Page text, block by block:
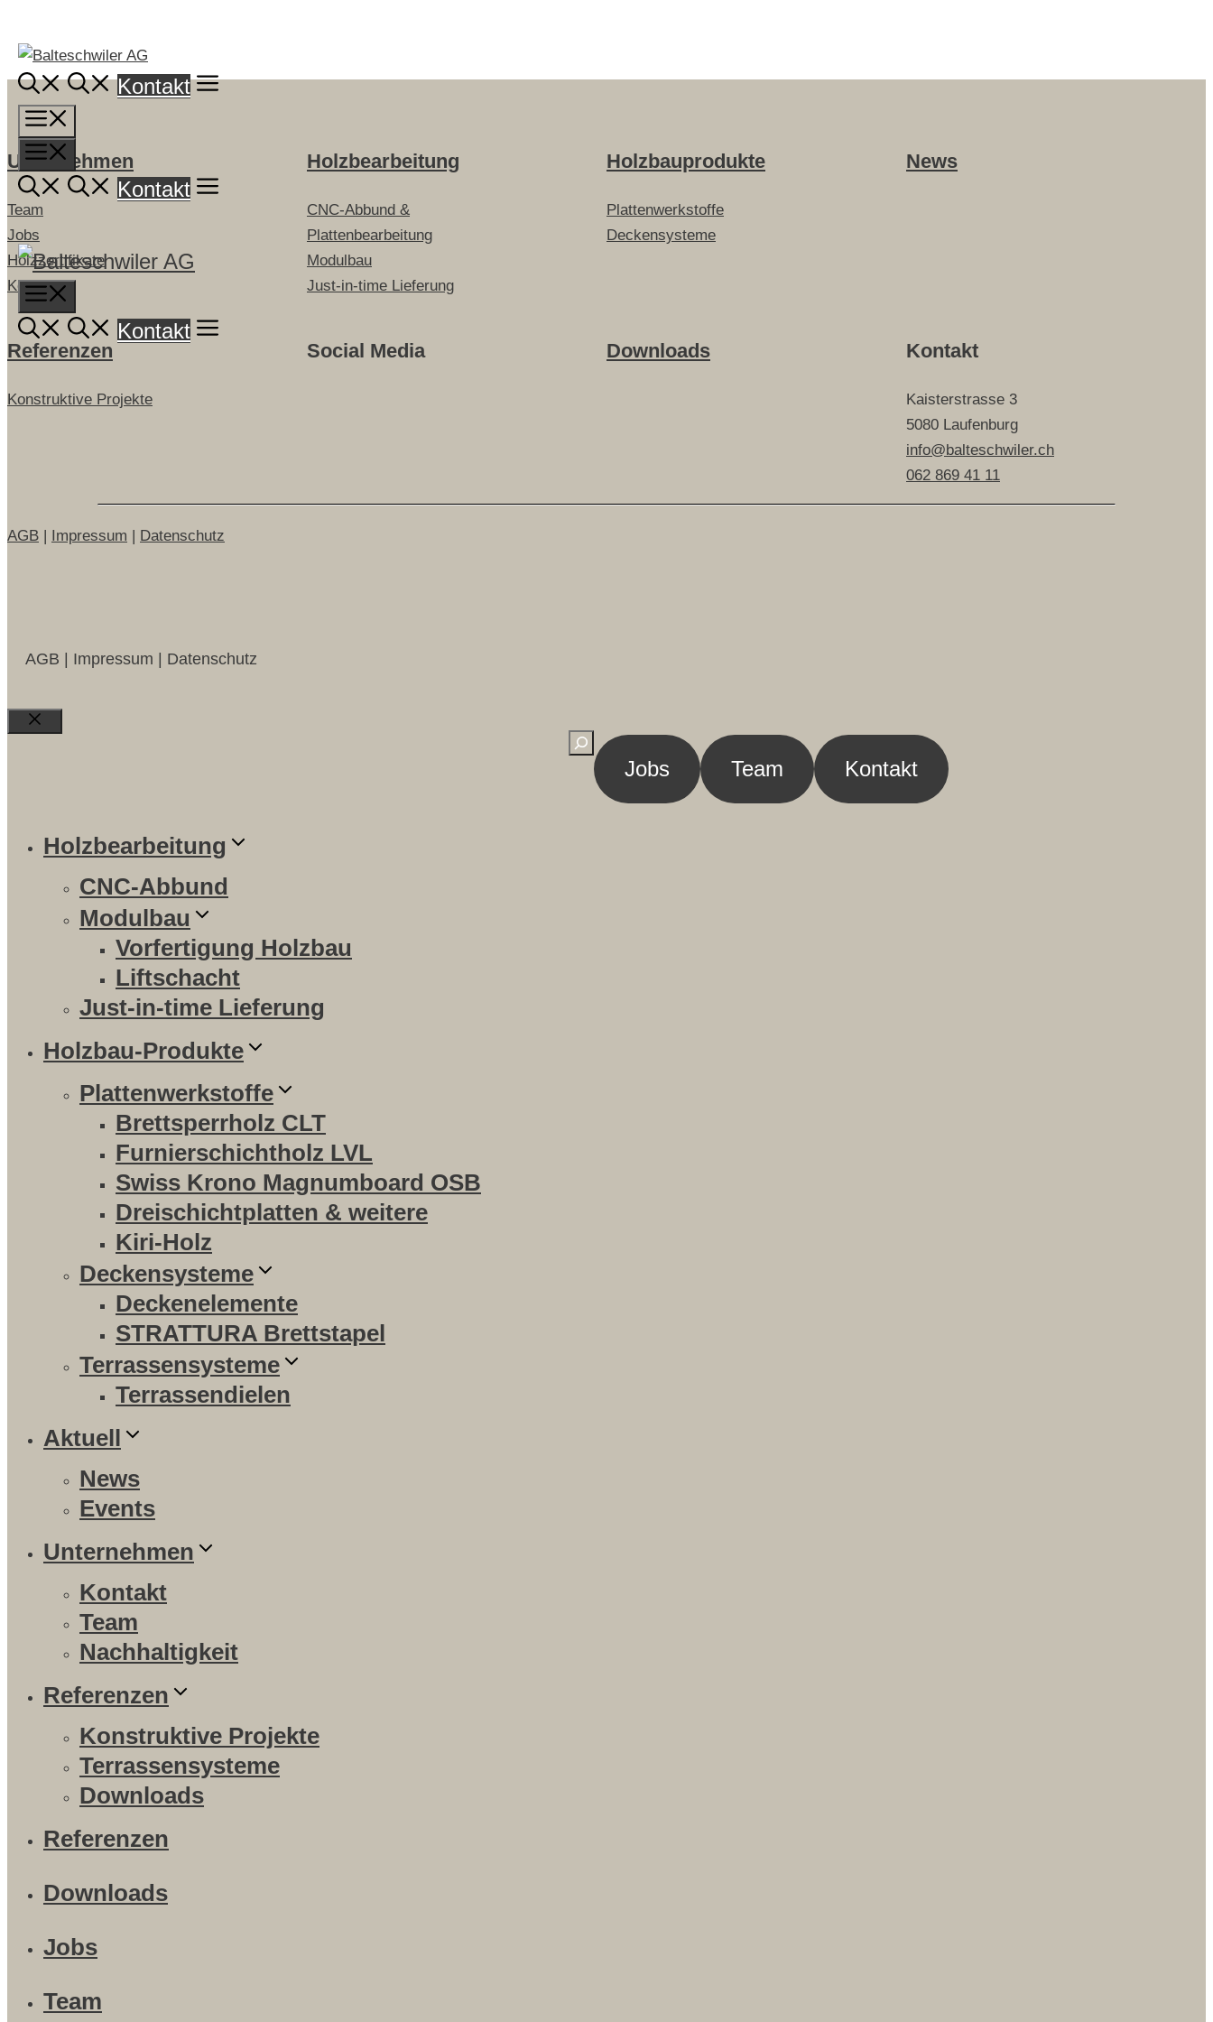
zum
Inhalt
Kontakt
Menü
Kontakt
Kontakt
Unternehmen
Team
Jobs
Holzzertifikate
Kontakt
Holzbearbeitung
CNC-Abbund &
Plattenbearbeitung
Modulbau
Just-in-time Lieferung
Holzbauprodukte
Plattenwerkstoffe
Deckensysteme
News
Referenzen
Konstruktive Projekte
Social Media Downloads Kontakt
Kaisterstrasse 3
5080 Laufenburg
info@balteschwiler.ch
062 869 41 11
AGB | Impressum | Datenschutz
AGB | Impressum | Datenschutz
Close Suchen
Jobs Team Kontakt
Holzbearbeitung
CNC-Abbund
Modulbau
Vorfertigung Holzbau
Liftschacht
Just-in-time Lieferung
Holzbau-Produkte
Plattenwerkstoffe
Brettsperrholz CLT
Furnierschichtholz LVL
Swiss Krono Magnumboard OSB
Dreischichtplatten & weitere
Kiri-Holz
Deckensysteme
Deckenelemente
STRATTURA Brettstapel
Terrassensysteme
Terrassendielen
Aktuell
News
Events
Unternehmen
Kontakt
Team
Nachhaltigkeit
Referenzen
Konstruktive Projekte
Terrassensysteme
Downloads
Referenzen
Downloads
Jobs
Team